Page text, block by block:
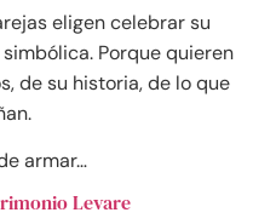
eligen celebrar su
Porque quieren
de su historia, de lo que
armar…
Levare